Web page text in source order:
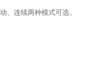
、连续两种模式可选。